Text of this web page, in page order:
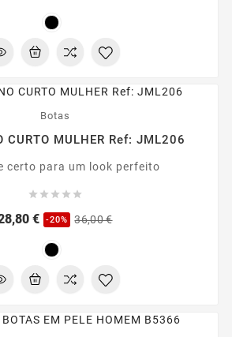
Botas
CURTO MULHER Ref: JML206
certo para um look perfeito
    
€ -20% 36,00 €Preço
Preço